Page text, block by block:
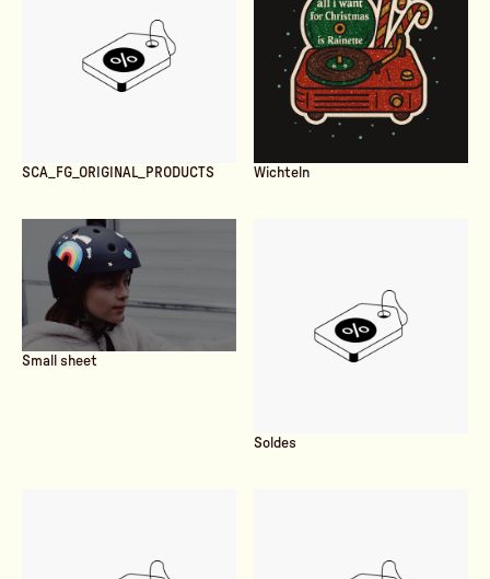
SCA_FG_ORIGINAL_PRODUCTS Wichteln
Small sheet
Soldes